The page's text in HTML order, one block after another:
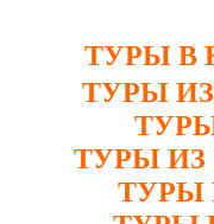
ТУРЫ В
ТУРЫ
ТУРЫ ИЗ
ТУРЫ